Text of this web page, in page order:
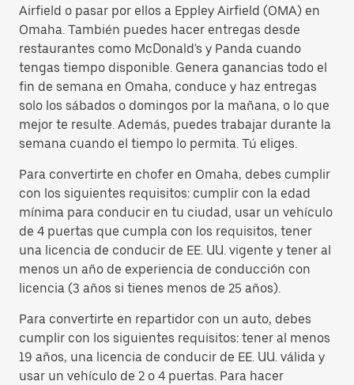
Airfield o pasar por ellos a Eppley Airfield (OMA) en
Omaha. También puedes hacer entregas desde
restaurantes como McDonald's y Panda cuando
tengas tiempo disponible. Genera ganancias todo el
fin de semana en Omaha, conduce y haz entregas
solo los sábados o domingos por la mañana, o lo que
mejor te resulte. Además, puedes trabajar durante la
semana cuando el tiempo lo permita. Tú eliges.
Para convertirte en chofer en Omaha, debes cumplir
con los siguientes requisitos: cumplir con la edad
mínima para conducir en tu ciudad, usar un vehículo
de 4 puertas que cumpla con los requisitos, tener
una licencia de conducir de EE. UU. vigente y tener al
menos un año de experiencia de conducción con
licencia (3 años si tienes menos de 25 años).
Para convertirte en repartidor con un auto, debes
cumplir con los siguientes requisitos: tener al menos
19 años, una licencia de conducir de EE. UU. válida y
usar un vehículo de 2 o 4 puertas. Para hacer